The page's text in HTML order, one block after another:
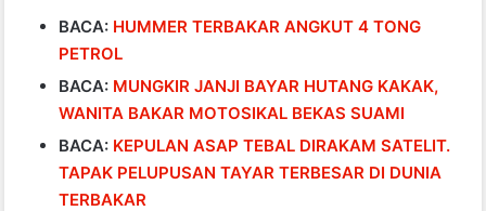
BACA: HUMMER TERBAKAR ANGKUT 4 TONG
PETROL
BACA: MUNGKIR JANJI BAYAR HUTANG KAKAK,
WANITA BAKAR MOTOSIKAL BEKAS SUAMI
BACA: KEPULAN ASAP TEBAL DIRAKAM SATELIT.
TAPAK PELUPUSAN TAYAR TERBESAR DI DUNIA
TERBAKAR